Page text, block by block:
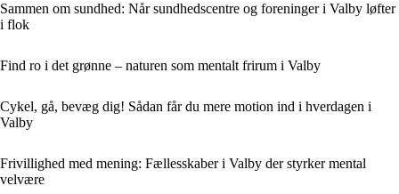
Sammen om sundhed: Når sundhedscentre og foreninger i Valby løfter
i flok
Find ro i det grønne – naturen som mentalt frirum i Valby
Cykel, gå, bevæg dig! Sådan får du mere motion ind i hverdagen i
Valby
Frivillighed med mening: Fællesskaber i Valby der styrker mental
velvære